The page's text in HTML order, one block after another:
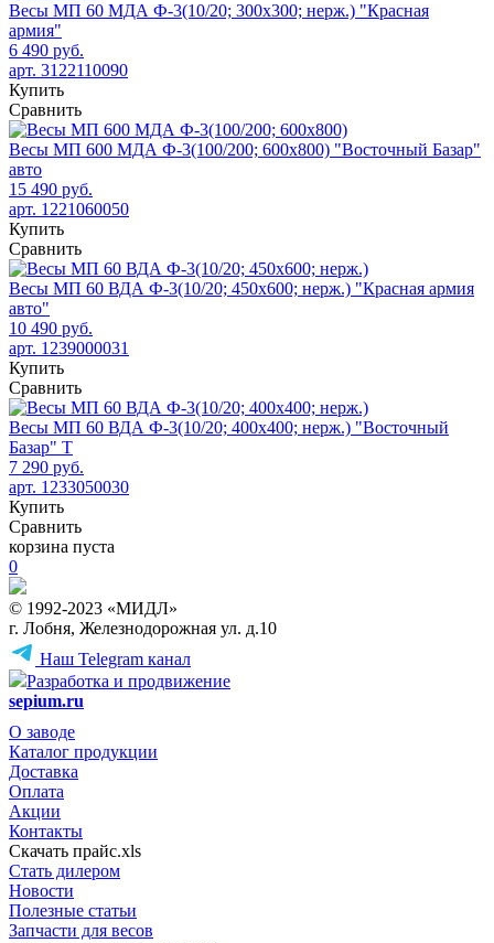
Весы МП 60 МДА Ф-3(10/20; 300х300; нерж.) "Красная
армия"
6 490 руб.
арт. 3122110090
Купить
Сравнить
Весы МП 600 МДА Ф-3(100/200; 600х800) "Восточный Базар"
авто
15 490 руб.
арт. 1221060050
Купить
Сравнить
Весы МП 60 ВДА Ф-3(10/20; 450х600; нерж.) "Красная армия
авто"
10 490 руб.
арт. 1239000031
Купить
Сравнить
Весы МП 60 ВДА Ф-3(10/20; 400х400; нерж.) "Восточный
Базар" Т
7 290 руб.
арт. 1233050030
Купить
Сравнить
корзина пуста
0
© 1992-2023 «МИДЛ»
г. Лобня, Железнодорожная ул. д.10
Наш Telegram канал
Разработка и продвижение
sepium.ru
О заводе
Каталог продукции
Доставка
Оплата
Акции
Контакты
Скачать прайс.xls
Стать дилером
Новости
Полезные статьи
Запчасти для весов